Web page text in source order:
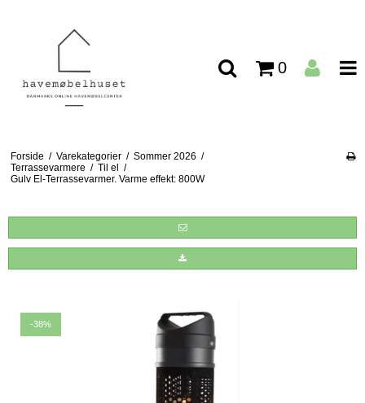
0
Forside / Varekategorier / Sommer 2026 /
Terrassevarmere / Til el
/
Gulv El-Terrassevarmer. Varme effekt: 800W
-38%